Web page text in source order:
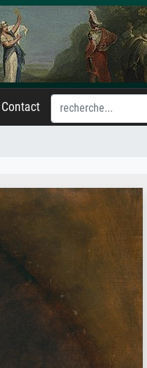
Contact